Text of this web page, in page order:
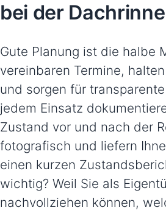
bei der
Gute Planung ist die halbe
vereinbaren Termine,
und sorgen für
jedem Einsatz
Zustand vor und nach der
fotografisch und liefern
einen kurzen
wichtig? Weil Sie als
nachvollziehen können,